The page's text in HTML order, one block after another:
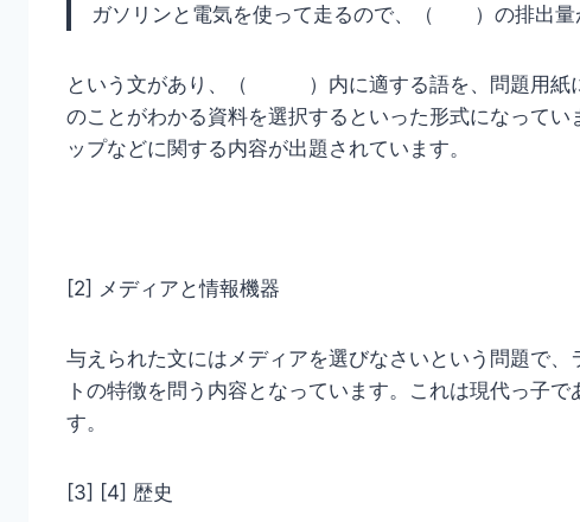
ガソリンと電気を使って走るので、（ ）の排出量
という文があり、（ ）内に適する語を、問題用紙
のことがわかる資料を選択するといった形式になって
ップなどに関する内容が出題されています。
[2] メディアと情報機器
与えられた文にはメディアを選びなさいという問題で
トの特徴を問う内容となっています。これは現代っ子
す。
[3] [4] 歴史